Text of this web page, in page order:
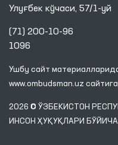
Улуғбек кўчаси, 57/1-уй
(71) 200-10-96
1096
Ушбу сайт
www.ombudsman.uz
2026 © ЎЗБЕКИСТОН
ИНСОН ҲУҚУҚЛАРИ